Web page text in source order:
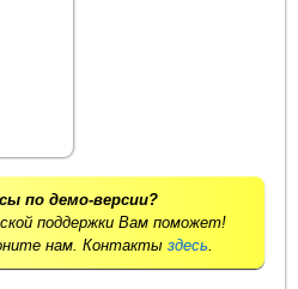
по демо-версии?
поддержки Вам поможет!
нам. Контакты здесь